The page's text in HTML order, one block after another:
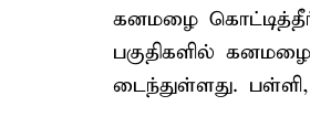
கனமழை
பகுதிகளில்
டைந்துள்ளது.